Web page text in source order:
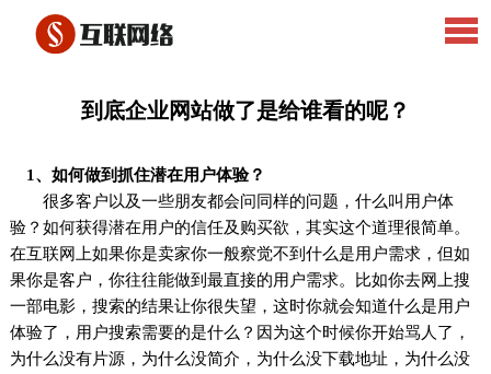
到底企业网站做了是给谁看的呢？
1、如何做到抓住潜在用户体验？
很多客户以及一些朋友都会问同样的问题，什么叫用户体
验？如何获得潜在用户的信任及购买欲，其实这个道理很简单。
在互联网上如果你是卖家你一般察觉不到什么是用户需求，但如
果你是客户，你往往能做到最直接的用户需求。比如你去网上搜
一部电影，搜索的结果让你很失望，这时你就会知道什么是用户
体验了，用户搜索需要的是什么？因为这个时候你开始骂人了，
为什么没有片源，为什么没简介，为什么没下载地址，为什么没